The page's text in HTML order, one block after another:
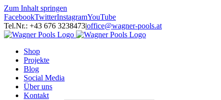
Zum Inhalt springen
FacebookTwitterInstagramYouTube
Tel.Nr.: +43 676 3238473|office@wagner-pools.at
Shop
Projekte
Blog
Social Media
Über uns
Kontakt